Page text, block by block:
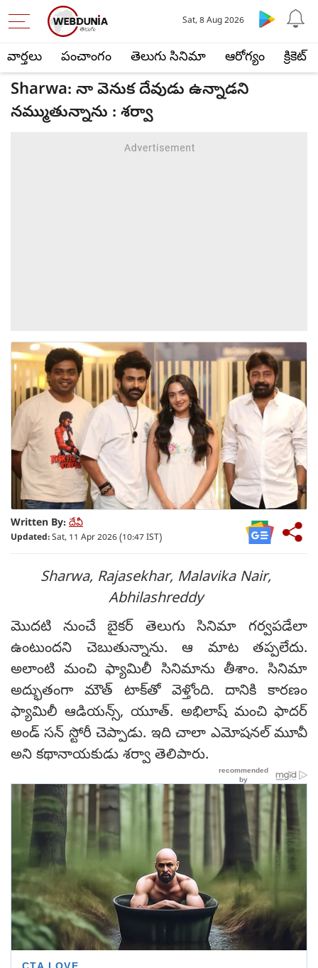
వార్తలు పంచాంగం తెలుగు సినిమా ఆరోగ్యం క్రికెట్
Sat, 8 Aug 2026
Sharwa: నా వెనుక దేవుడు ఉన్నాడని
నమ్ముతున్నాను : శర్వా
Written By: దేవీ
Updated:Sat, 11 Apr 2026 (10:47 IST)
Sharwa, Rajasekhar, Malavika Nair,
Abhilashreddy
మొదటి నుంచే బైకర్ తెలుగు సినిమా గర్వపడేలా
ఉంటుందని చెబుతున్నాను. ఆ మాట తప్పలేదు.
అలాంటి మంచి ఫ్యామిలీ సినిమాను తీశాం. సినిమా
అద్భుతంగా మౌత్ టాక్‌తో వెళ్తోంది. దానికి కారణం
ఫ్యామిలీ ఆడియన్స్, యూత్. అభిలాష్ మంచి ఫాదర్
అండ్ సన్ స్టోరీ చెప్పాడు. ఇది చాలా ఎమోషనల్ మూవీ
అని కథానాయకుడు శర్వా తెలిపారు.